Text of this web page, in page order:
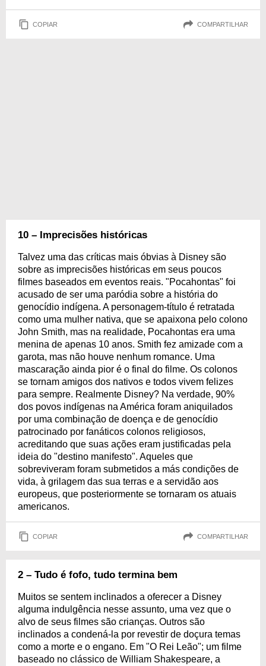
COPIAR COMPARTILHAR
10 – Imprecisões históricas
Talvez uma das críticas mais óbvias à Disney são
sobre as imprecisões históricas em seus poucos
filmes baseados em eventos reais. "Pocahontas" foi
acusado de ser uma paródia sobre a história do
genocídio indígena. A personagem-título é retratada
como uma mulher nativa, que se apaixona pelo colono
John Smith, mas na realidade, Pocahontas era uma
menina de apenas 10 anos. Smith fez amizade com a
garota, mas não houve nenhum romance. Uma
mascaração ainda pior é o final do filme. Os colonos
se tornam amigos dos nativos e todos vivem felizes
para sempre. Realmente Disney? Na verdade, 90%
dos povos indígenas na América foram aniquilados
por uma combinação de doença e de genocídio
patrocinado por fanáticos colonos religiosos,
acreditando que suas ações eram justificadas pela
ideia do "destino manifesto". Aqueles que
sobreviveram foram submetidos a más condições de
vida, à grilagem das sua terras e a servidão aos
europeus, que posteriormente se tornaram os atuais
americanos.
COPIAR COMPARTILHAR
2 – Tudo é fofo, tudo termina bem
Muitos se sentem inclinados a oferecer a Disney
alguma indulgência nesse assunto, uma vez que o
alvo de seus filmes são crianças. Outros são
inclinados a condená-la por revestir de doçura temas
como a morte e o engano. Em "O Rei Leão"; um filme
baseado no clássico de William Shakespeare, a